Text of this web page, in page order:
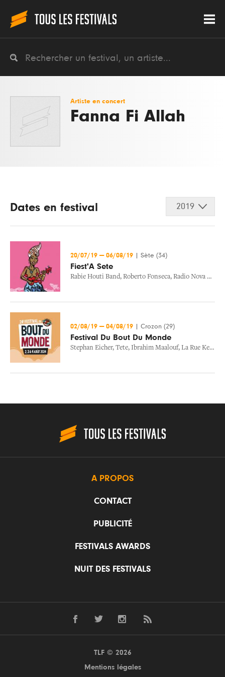
Artiste en concert
Fanna Fi Allah
Dates en festival 2019
20/07/19 — 06/08/19 Sète (34)
Fiest'A Sete
Rabie Houti Band, Roberto Fonseca, Radio Nova Crew
02/08/19 — 04/08/19 Crozon (29)
Festival Du Bout Du Monde
Stephan Eicher, Tete, Ibrahim Maalouf, La Rue Ketanou
A PROPOS
CONTACT
PUBLICITÉ
FESTIVALS AWARDS
NUIT DES FESTIVALS
TLF © 2026
Mentions légales